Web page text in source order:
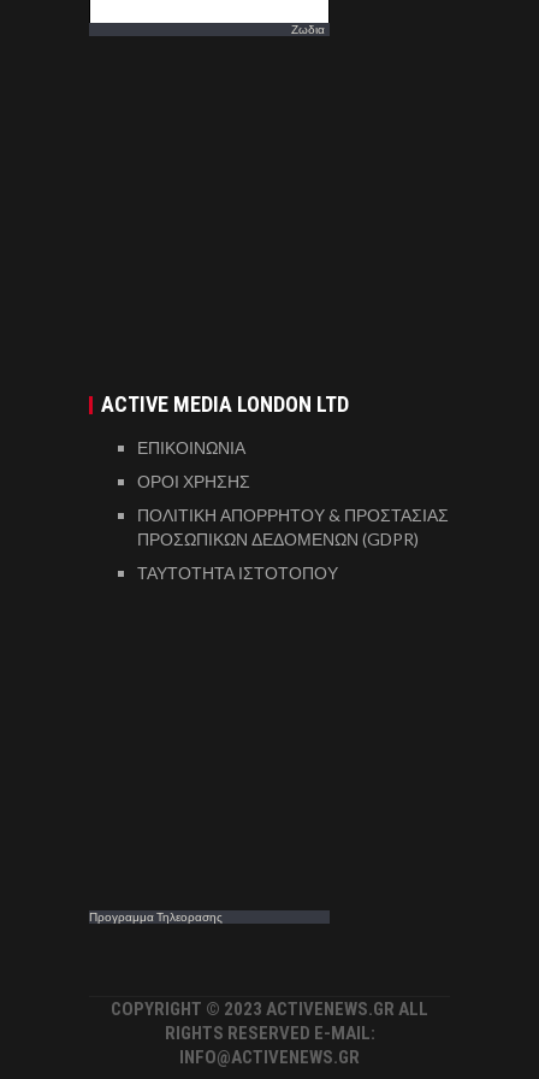
Ζωδια
ACTIVE MEDIA LONDON LTD
ΕΠΙΚΟΙΝΩΝΙΑ
ΟΡΟΙ ΧΡΗΣΗΣ
ΠΟΛΙΤΙΚΗ ΑΠΟΡΡΗΤΟΥ & ΠΡΟΣΤΑΣΙΑΣ
ΠΡΟΣΩΠΙΚΩΝ ΔΕΔΟΜΕΝΩΝ (GDPR)
ΤΑΥΤΟΤΗΤΑ ΙΣΤΟΤΟΠΟΥ
Προγραμμα Τηλεορασης
COPYRIGHT © 2023 ACTIVENEWS.GR ALL
RIGHTS RESERVED E-MAIL:
INFO@ACTIVENEWS.GR